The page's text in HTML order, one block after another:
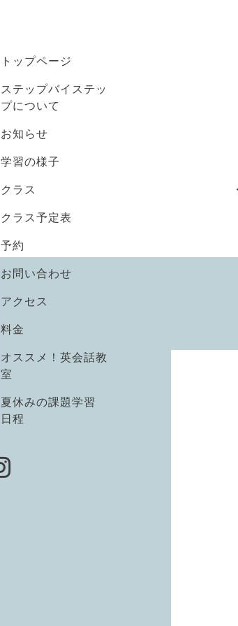
トップページ
ステップバイステッ
プについて
お知らせ
学習の様子
クラス
クラス予定表
予約
お問い合わせ
アクセス
料金
オススメ！英会話教
室
夏休みの課題学習
日程